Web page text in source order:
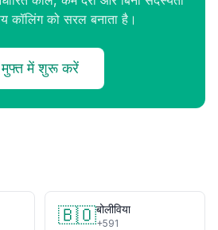
कॉलिंग को सरल बनाता है।
मुफ्त में शुरू करें
🇧🇴बोलीविया
+591